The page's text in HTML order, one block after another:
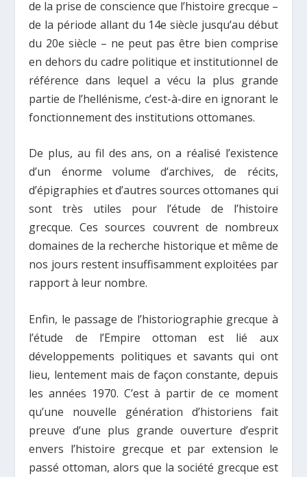
de la prise de conscience que l’histoire grecque –
de la période allant du 14e siècle jusqu’au début
du 20e siècle – ne peut pas être bien comprise
en dehors du cadre politique et institutionnel de
référence dans lequel a vécu la plus grande
partie de l’hellénisme, c’est-à-dire en ignorant le
fonctionnement des institutions ottomanes.
De plus, au fil des ans, on a réalisé l’existence
d’un énorme volume d’archives, de récits,
d’épigraphies et d’autres sources ottomanes qui
sont très utiles pour l’étude de l’histoire
grecque. Ces sources couvrent de nombreux
domaines de la recherche historique et même de
nos jours restent insuffisamment exploitées par
rapport à leur nombre.
Enfin, le passage de l’historiographie grecque à
l’étude de l’Empire ottoman est lié aux
développements politiques et savants qui ont
lieu, lentement mais de façon constante, depuis
les années 1970. C’est à partir de ce moment
qu’une nouvelle génération d’historiens fait
preuve d’une plus grande ouverture d’esprit
envers l’histoire grecque et par extension le
passé ottoman, alors que la société grecque est